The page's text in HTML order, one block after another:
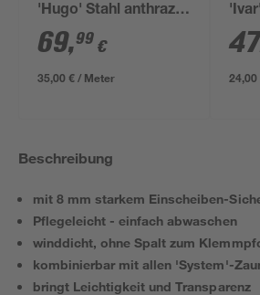
'Hugo' Stahl anthrazit
200 x 180 cm
69,99 €
35,00 € / Meter
200
47
Beschreibung
mit 8 mm starkem Einscheiben-
Pflegeleicht - einfach abwaschen
winddicht, ohne Spalt zum
kombinierbar mit allen 'System'-
bringt Leichtigkeit und Transparenz